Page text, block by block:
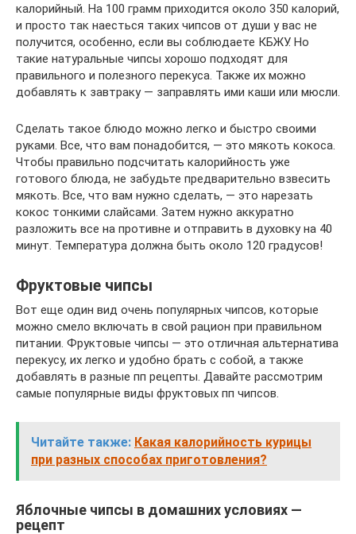
калорийный. На 100 грамм приходится около 350 калорий,
и просто так наесться таких чипсов от души у вас не
получится, особенно, если вы соблюдаете КБЖУ. Но
такие натуральные чипсы хорошо подходят для
правильного и полезного перекуса. Также их можно
добавлять к завтраку — заправлять ими каши или мюсли.
Сделать такое блюдо можно легко и быстро своими
руками. Все, что вам понадобится, — это мякоть кокоса.
Чтобы правильно подсчитать калорийность уже
готового блюда, не забудьте предварительно взвесить
мякоть. Все, что вам нужно сделать, — это нарезать
кокос тонкими слайсами. Затем нужно аккуратно
разложить все на противне и отправить в духовку на 40
минут. Температура должна быть около 120 градусов!
Фруктовые чипсы
Вот еще один вид очень популярных чипсов, которые
можно смело включать в свой рацион при правильном
питании. Фруктовые чипсы — это отличная альтернатива
перекусу, их легко и удобно брать с собой, а также
добавлять в разные пп рецепты. Давайте рассмотрим
самые популярные виды фруктовых пп чипсов.
Читайте также: Какая калорийность курицы
при разных способах приготовления?
Яблочные чипсы в домашних условиях —
рецепт